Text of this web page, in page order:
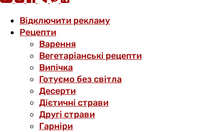
Відключити рекламу
Рецепти
Варення
Вегетаріанські рецепти
Випічка
Готуємо без світла
Десерти
Дієтичні страви
Другі страви
Гарніри